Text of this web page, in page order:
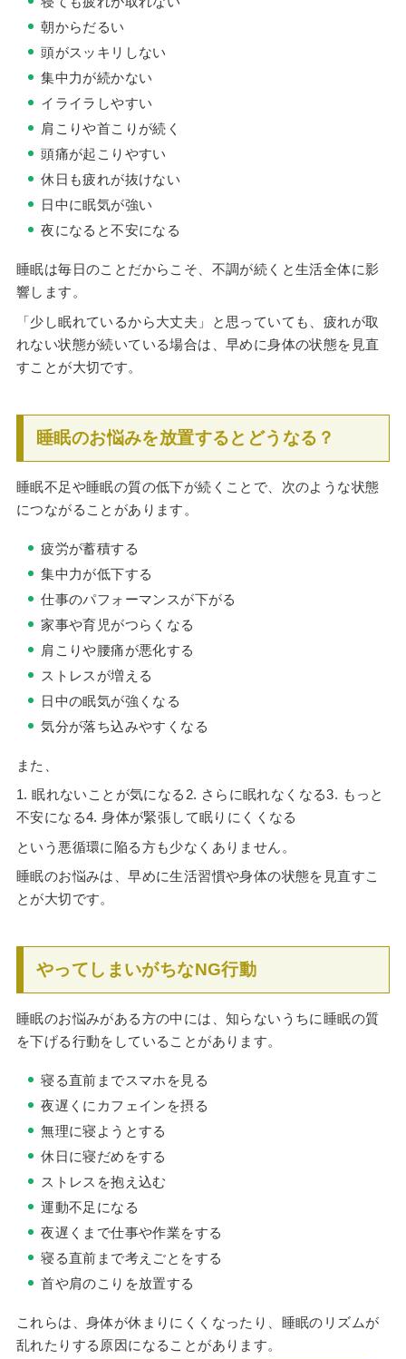
朝からだるい
頭がスッキリしない
集中力が続かない
イライラしやすい
肩こりや首こりが続く
頭痛が起こりやすい
休日も疲れが抜けない
日中に眠気が強い
夜になると不安になる
睡眠は毎日のことだからこそ、不調が続くと生活全体に影
響します。
「少し眠れているから大丈夫」と思っていても、疲れが取
れない状態が続いている場合は、早めに身体の状態を見直
すことが大切です。
睡眠のお悩みを放置するとどうなる？
睡眠不足や睡眠の質の低下が続くことで、次のような状態
につながることがあります。
疲労が蓄積する
集中力が低下する
仕事のパフォーマンスが下がる
家事や育児がつらくなる
肩こりや腰痛が悪化する
ストレスが増える
日中の眠気が強くなる
気分が落ち込みやすくなる
また、
1. 眠れないことが気になる2. さらに眠れなくなる3. もっと
不安になる4. 身体が緊張して眠りにくくなる
という悪循環に陥る方も少なくありません。
睡眠のお悩みは、早めに生活習慣や身体の状態を見直すこ
とが大切です。
やってしまいがちなNG行動
睡眠のお悩みがある方の中には、知らないうちに睡眠の質
を下げる行動をしていることがあります。
寝る直前までスマホを見る
夜遅くにカフェインを摂る
無理に寝ようとする
休日に寝だめをする
ストレスを抱え込む
運動不足になる
夜遅くまで仕事や作業をする
寝る直前まで考えごとをする
首や肩のこりを放置する
これらは、身体が休まりにくくなったり、睡眠のリズムが
乱れたりする原因になることがあります。